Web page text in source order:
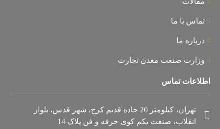
تماس با ما
درباره ما
وزارت صنعت معدن تجارت
اطلاعات تماس
تهران، کیلومتر 20 جاده قدیم کرج، شهر قدس، بلوار
انقلاب، صنعت یکم کوی حرفه و فن پلاک 14